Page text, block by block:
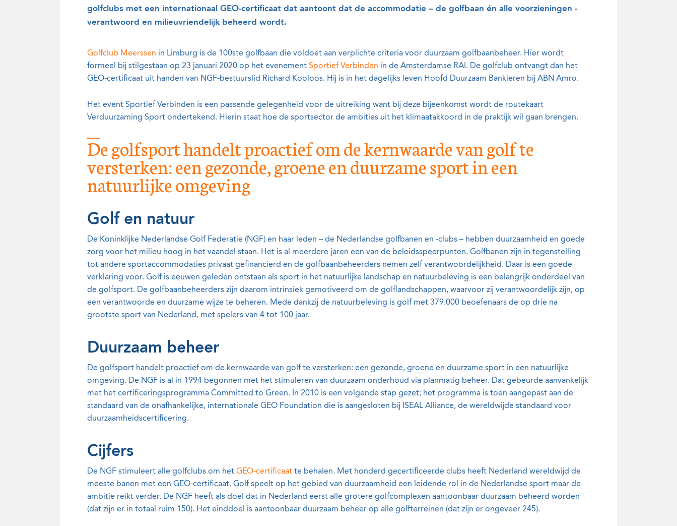
golfclubs met een internationaal GEO-certificaat dat aantoont dat de accommodatie – de golfbaan én alle voorzieningen -
verantwoord en milieuvriendelijk beheerd wordt.
Golfclub Meerssen in Limburg is de 100ste golfbaan die voldoet aan verplichte criteria voor duurzaam golfbaanbeheer. Hier wordt
formeel bij stilgestaan op 23 januari 2020 op het evenement Sportief Verbinden in de Amsterdamse RAI. De golfclub ontvangt dan het
GEO-certificaat uit handen van NGF-bestuurslid Richard Kooloos. Hij is in het dagelijks leven Hoofd Duurzaam Bankieren bij ABN Amro.
Het event Sportief Verbinden is een passende gelegenheid voor de uitreiking want bij deze bijeenkomst wordt de routekaart
Verduurzaming Sport ondertekend. Hierin staat hoe de sportsector de ambities uit het klimaatakkoord in de praktijk wil gaan brengen.
De golfsport handelt proactief om de kernwaarde van golf te
versterken: een gezonde, groene en duurzame sport in een
natuurlijke omgeving
Golf en natuur
De Koninklijke Nederlandse Golf Federatie (NGF) en haar leden – de Nederlandse golfbanen en -clubs – hebben duurzaamheid en goede
zorg voor het milieu hoog in het vaandel staan. Het is al meerdere jaren een van de beleidsspeerpunten. Golfbanen zijn in tegenstelling
tot andere sportaccommodaties privaat gefinancierd en de golfbaanbeheerders nemen zelf verantwoordelijkheid. Daar is een goede
verklaring voor. Golf is eeuwen geleden ontstaan als sport in het natuurlijke landschap en natuurbeleving is een belangrijk onderdeel van
de golfsport. De golfbaanbeheerders zijn daarom intrinsiek gemotiveerd om de golflandschappen, waarvoor zij verantwoordelijk zijn, op
een verantwoorde en duurzame wijze te beheren. Mede dankzij de natuurbeleving is golf met 379.000 beoefenaars de op drie na
grootste sport van Nederland, met spelers van 4 tot 100 jaar.
Duurzaam beheer
De golfsport handelt proactief om de kernwaarde van golf te versterken: een gezonde, groene en duurzame sport in een natuurlijke
omgeving. De NGF is al in 1994 begonnen met het stimuleren van duurzaam onderhoud via planmatig beheer. Dat gebeurde aanvankelijk
met het certificeringsprogramma Committed to Green. In 2010 is een volgende stap gezet; het programma is toen aangepast aan de
standaard van de onafhankelijke, internationale GEO Foundation die is aangesloten bij ISEAL Alliance, de wereldwijde standaard voor
duurzaamheidscertificering.
Cijfers
De NGF stimuleert alle golfclubs om het GEO-certificaatte behalen. Met honderd gecertificeerde clubs heeft Nederland wereldwijd de
meeste banen met een GEO-certificaat. Golf speelt op het gebied van duurzaamheid een leidende rol in de Nederlandse sport maar de
ambitie reikt verder. De NGF heeft als doel dat in Nederland eerst alle grotere golfcomplexen aantoonbaar duurzaam beheerd worden
(dat zijn er in totaal ruim 150). Het einddoel is aantoonbaar duurzaam beheer op alle golfterreinen (dat zijn er ongeveer 245).